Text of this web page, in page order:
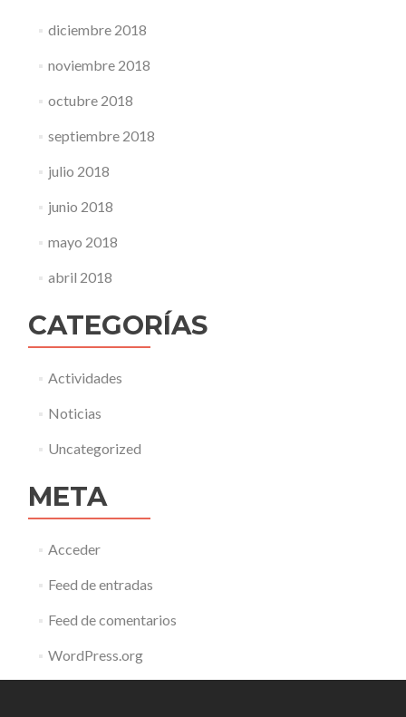
diciembre 2018
noviembre 2018
octubre 2018
septiembre 2018
julio 2018
junio 2018
mayo 2018
abril 2018
CATEGORÍAS
Actividades
Noticias
Uncategorized
META
Acceder
Feed de entradas
Feed de comentarios
WordPress.org